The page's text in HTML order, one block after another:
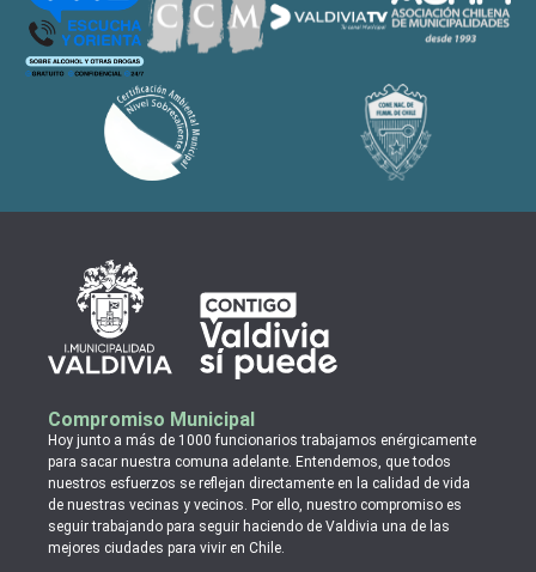
Compromiso Municipal
Hoy junto a más de 1000 funcionarios trabajamos enérgicamente
para sacar nuestra comuna adelante. Entendemos, que todos
nuestros esfuerzos se reflejan directamente en la calidad de vida
de nuestras vecinas y vecinos. Por ello, nuestro compromiso es
seguir trabajando para seguir haciendo de Valdivia una de las
mejores ciudades para vivir en Chile.